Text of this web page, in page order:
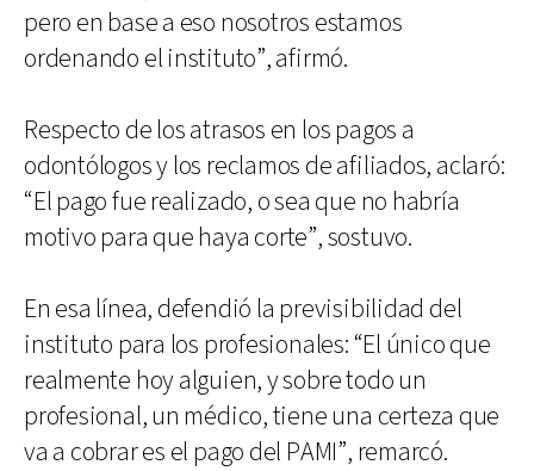
pero en base a eso nosotros estamos
ordenando el instituto”, afirmó.
Respecto de los atrasos en los pagos a
odontólogos y los reclamos de afiliados, aclaró:
“El pago fue realizado, o sea que no habría
motivo para que haya corte”, sostuvo.
En esa línea, defendió la previsibilidad del
instituto para los profesionales: “El único que
realmente hoy alguien, y sobre todo un
profesional, un médico, tiene una certeza que
va a cobrar es el pago del PAMI”, remarcó.